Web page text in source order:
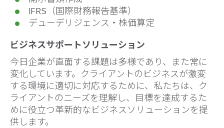
IFRS（国際財務報告基準）
デューデリジェンス・株価算定
ビジネスサポートソリューション
今日企業が直面する課題は多様であり、また常に
変化しています。クライアントのビジネスが激変
する環境に適切に対応するために、私たちは、ク
ライアントのニーズを理解し、目標を達成するた
めに役立つ革新的なビジネスソリューションを提
供します。